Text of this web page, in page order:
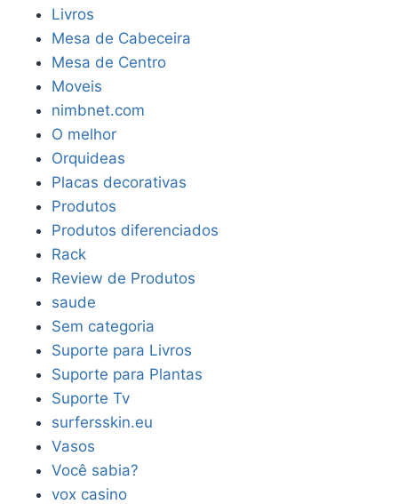
Livros
Mesa de Cabeceira
Mesa de Centro
Moveis
nimbnet.com
O melhor
Orquideas
Placas decorativas
Produtos
Produtos diferenciados
Rack
Review de Produtos
saude
Sem categoria
Suporte para Livros
Suporte para Plantas
Suporte Tv
surfersskin.eu
Vasos
Você sabia?
vox casino